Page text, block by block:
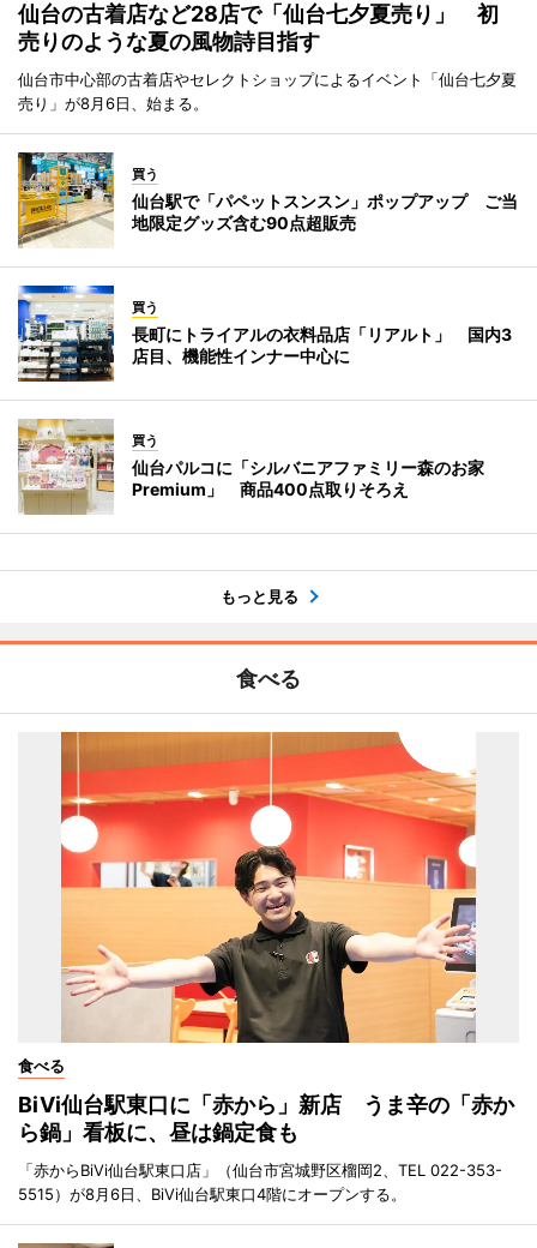
仙台の古着店など28店で「仙台七夕夏売り」 初
売りのような夏の風物詩目指す
仙台市中心部の古着店やセレクトショップによるイベント「仙台七夕夏
売り」が8月6日、始まる。
買う
仙台駅で「パペットスンスン」ポップアップ ご当
地限定グッズ含む90点超販売
買う
長町にトライアルの衣料品店「リアルト」 国内3
店目、機能性インナー中心に
買う
仙台パルコに「シルバニアファミリー森のお家
Premium」 商品400点取りそろえ
もっと見る
食べる
食べる
BiVi仙台駅東口に「赤から」新店 うま辛の「赤か
ら鍋」看板に、昼は鍋定食も
「赤からBiVi仙台駅東口店」（仙台市宮城野区榴岡2、TEL 022-353-
5515）が8月6日、BiVi仙台駅東口4階にオープンする。